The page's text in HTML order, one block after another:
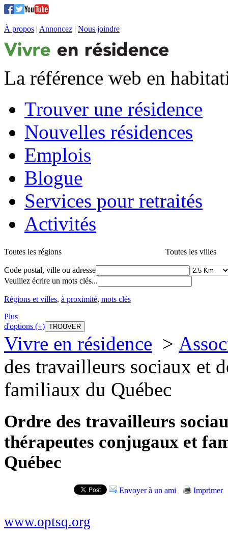
À propos | Annoncez | Nous joindre
La référence web en
Trouver une résidence
Nouvelles résidences
Emplois
Blogue
Services pour retraités
Activités
Toutes les régions Toutes les villes
Code postal, ville ou adresse
Veuillez écrire un mots clés...
Régions et villes, à proximité, mots clés
Plus
d'options (+)
Vivre en résidence >
des travailleurs sociaux et
familiaux du Québec
Ordre des travailleurs
thérapeutes conjugaux et
Québec
Envoyer à un ami Imprimer
www.optsq.org